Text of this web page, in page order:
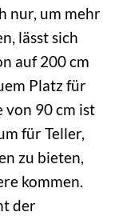
nur, um mehr
lässt sich
auf 200 cm
Platz für
von 90 cm ist
für Teller,
zu bieten,
kommen.
der